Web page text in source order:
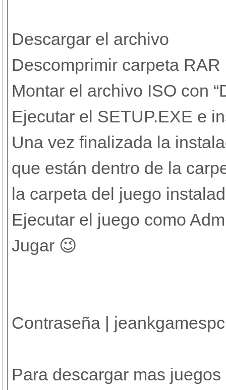
Descargar el archivo
Descomprimir carpeta RAR
Montar el archivo ISO con
Ejecutar el SETUP.EXE e
Una vez finalizada la
que están dentro de la
la carpeta del juego
Ejecutar el juego como
Jugar 😉
Contraseña | jeankgamespc
Para descargar mas